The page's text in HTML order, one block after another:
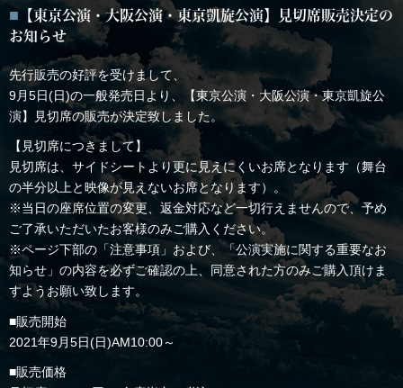
【東京公演・大阪公演・東京凱旋公演】見切席販売決定の
お知らせ
先行販売の好評を受けまして、
9月5日(日)の一般発売日より、【東京公演・大阪公演・東京凱旋公
演】見切席の販売が決定致しました。
【見切席につきまして】
見切席は、サイドシートより更に見えにくいお席となります（舞台
の半分以上と映像が見えないお席となります）。
※当日の座席位置の変更、返金対応など一切行えませんので、予め
ご了承いただいたお客様のみご購入ください。
※ページ下部の「注意事項」および、「公演実施に関する重要なお
知らせ」の内容を必ずご確認の上、同意された方のみご購入頂けま
すようお願い致します。
■販売開始
2021年9月5日(日)AM10:00～
■販売価格